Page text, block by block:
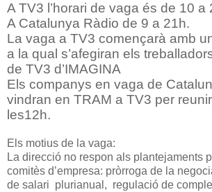
A TV3 l’horari de vaga és de 10 a
A Catalunya Ràdio de 9 a 21h.
La vaga a TV3 començarà amb
a la qual s’afegiran els
de TV3 d’IMAGINA
Els companys en vaga de
vindran en TRAM a TV3 per
les12h.
Els motius de la vaga:
La direcció no respon als plantejaments
comitès d’empresa: pròrroga de la
de salari plurianual, regulació de